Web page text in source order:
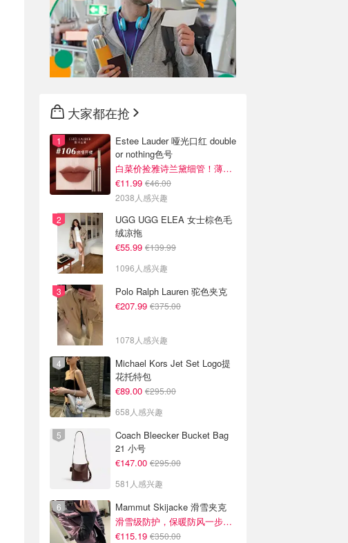
大家都在抢
Estee Lauder 哑光口红 double
or nothing色号
白菜价捡雅诗兰黛细管！薄涂没毛病
€11.99 €46.00
2038人感兴趣
UGG UGG ELEA 女士棕色毛
绒凉拖
€55.99 €139.99
1096人感兴趣
Polo Ralph Lauren 驼色夹克
€207.99 €375.00
1078人感兴趣
Michael Kors Jet Set Logo提
花托特包
€89.00 €295.00
658人感兴趣
Coach Bleecker Bucket Bag
21 小号
€147.00 €295.00
581人感兴趣
Mammut Skijacke 滑雪夹克
滑雪级防护，保暖防风一步到位！仅剩s！
€115.19 €350.00